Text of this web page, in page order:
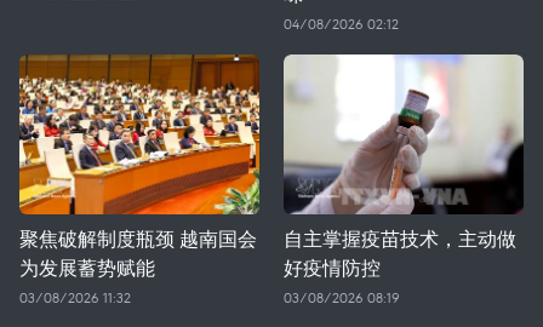
04/08/2026 02:12
聚焦破解制度瓶颈 越南国会
为发展蓄势赋能
03/08/2026 11:32
自主掌握疫苗技术，主动做
好疫情防控
03/08/2026 08:19